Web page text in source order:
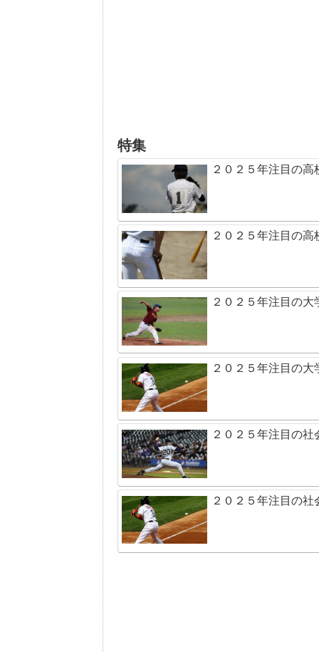
特集
２０２５年注目の
２０２５年注目の
２０２５年注目の
２０２５年注目の
２０２５年注目の
２０２５年注目の